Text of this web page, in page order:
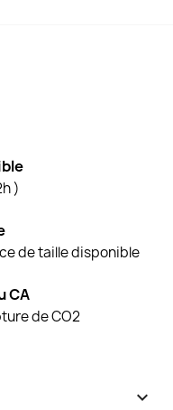
)
de taille disponible
CA
de CO2
